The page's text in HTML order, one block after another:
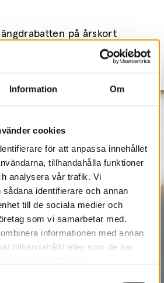
Information Om
cookies
för att anpassa innehållet
tillhandahålla funktioner
analysera vår trafik. Vi
identifierare och annan
till de sociala medier och
som vi samarbetar med.
informationen med annan
tillhandahållit eller som de har
på årskort